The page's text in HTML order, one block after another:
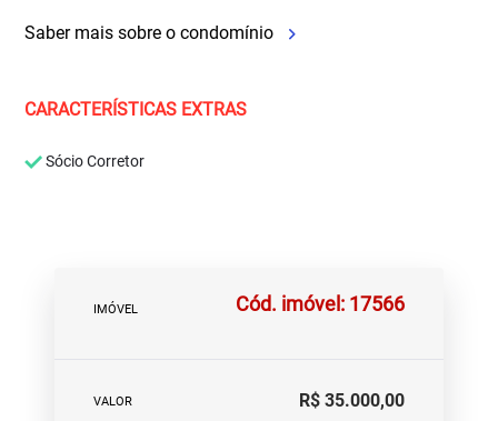
Saber mais sobre o condomínio
CARACTERÍSTICAS EXTRAS
Sócio Corretor
IMÓVEL Cód. imóvel: 17566
VALOR R$ 35.000,00